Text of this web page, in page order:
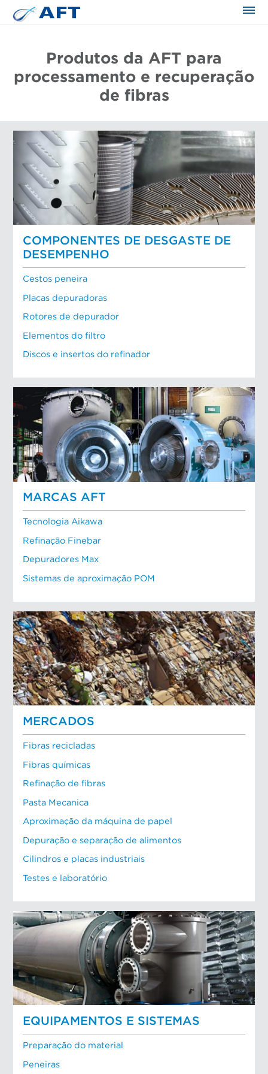
Produtos da AFT para
processamento e recuperação
de fibras
COMPONENTES DE DESGASTE DE
DESEMPENHO
Cestos peneira
Placas depuradoras
Rotores de depurador
Elementos do filtro
Discos e insertos do refinador
MARCAS AFT
Tecnologia Aikawa
Refinação Finebar
Depuradores Max
Sistemas de aproximação POM
MERCADOS
Fibras recicladas
Fibras químicas
Refinação de fibras
Pasta Mecanica
Aproximação da máquina de papel
Depuração e separação de alimentos
Cilindros e placas industriais
Testes e laboratório
EQUIPAMENTOS E SISTEMAS
Preparação do material
Peneiras